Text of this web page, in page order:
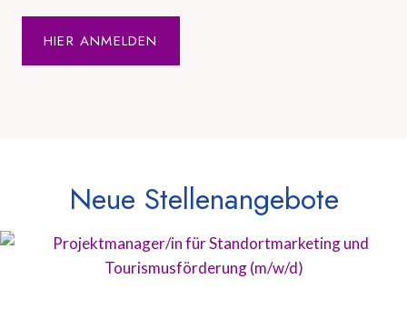
HIER ANMELDEN
Neue Stellenangebote